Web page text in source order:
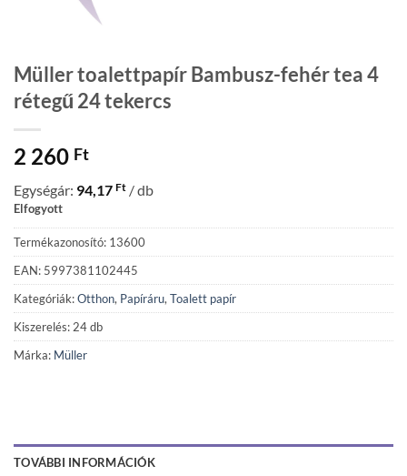
Müller toalettpapír Bambusz-fehér tea 4
rétegű 24 tekercs
2 260 Ft
Egységár: 94,17 Ft / db
Elfogyott
Termékazonosító: 13600
EAN: 5997381102445
Kategóriák:Otthon, Papíráru,Toalett papír
Kiszerelés: 24 db
Márka: Müller
TOVÁBBI INFORMÁCIÓK